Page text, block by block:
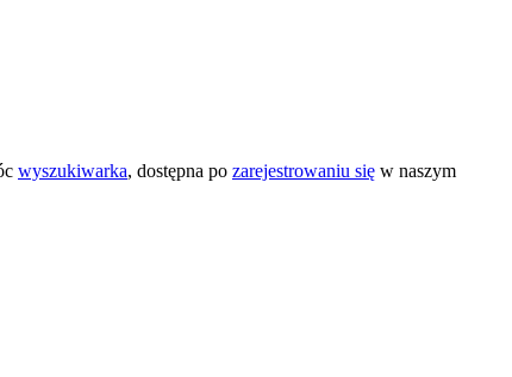
wyszukiwarka, dostępna po zarejestrowaniu się w naszym